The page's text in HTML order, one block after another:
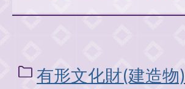
有形文化財(建造物)